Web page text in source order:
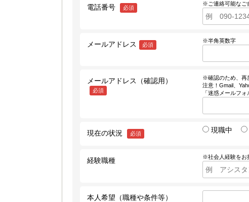
電話番号 必須
※ご連絡可能なご
メールアドレス 必須
※半角英数字
メールアドレス（確認用）
必須
※確認のため、再
注意！Gmail、
「迷惑メールフ
現在の状況 必須 現職中
経験職種 ※社会人経験をお
本人希望（職種や条件等）